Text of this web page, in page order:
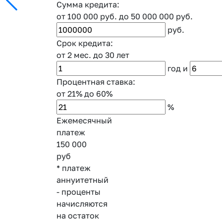
Сумма кредита:
от 100 000 руб. до 50 000 000 руб.
руб.
Срок кредита:
от 2 мес. до 30 лет
год и
Процентная ставка:
от 21% до 60%
%
Ежемесячный
платеж
150 000
руб
* платеж
аннуитетный
- проценты
начисляются
на остаток